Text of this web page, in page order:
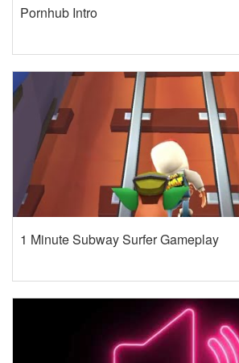
Pornhub Intro
1 Minute Subway Surfer Gameplay